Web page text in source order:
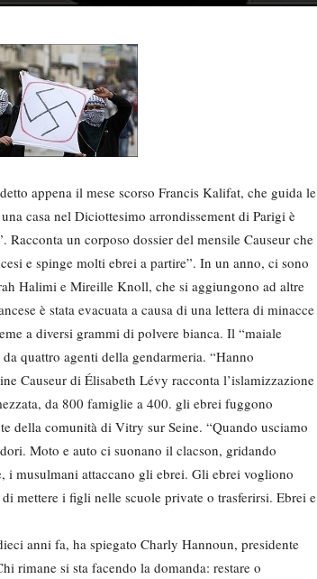
appena il mese scorso Francis Kalifat, che guida le
casa nel Diciottesimo arrondissement di Parigi è
Racconta un corposo dossier del mensile Causeur che
e spinge molti ebrei a partire”. In un anno, ci sono
Halimi e Mireille Knoll, che si aggiungono ad altre
è stata evacuata a causa di una lettera di minacce
a diversi grammi di polvere bianca. Il “maiale
quattro agenti della gendarmeria. “Hanno
Causeur di Élisabeth Lévy racconta l’islamizzazione
da 800 famiglie a 400. gli ebrei fuggono
della comunità di Vitry sur Seine. “Quando usciamo
Moto e auto ci suonano il clacson, gridando
i musulmani attaccano gli ebrei. Gli ebrei vogliono
mettere i figli nelle scuole private o trasferirsi. Ebrei e
anni fa, ha spiegato Charly Hannoun, presidente
rimane si sta facendo la domanda: restare o